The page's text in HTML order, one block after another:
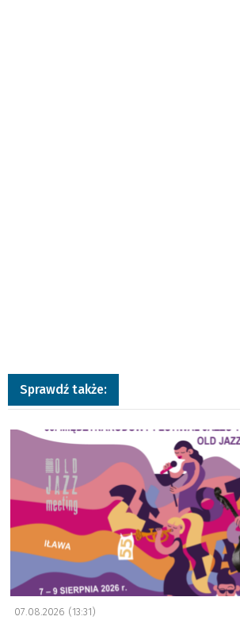
Sprawdź także:
a
07.08.2026 (13:31)